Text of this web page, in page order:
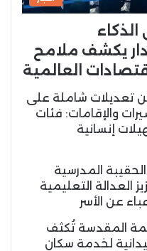
يكشف ملامح
العالمية
تعديلات شاملة على
والإقامات: فئات
إنسانية
المدرسية
العدالة التعليمية
عن الأسر
المقدسة تُكثف
لخدمة سكان